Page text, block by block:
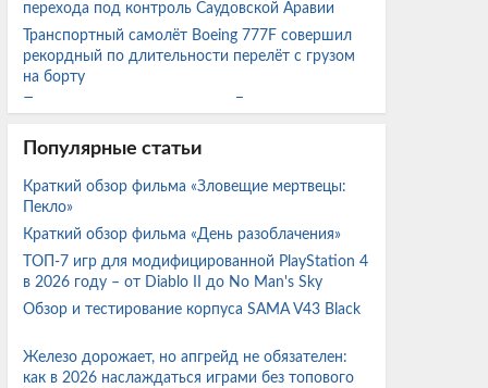
перехода под контроль Саудовской Аравии
Транспортный самолёт Boeing 777F совершил
рекордный по длительности перелёт с грузом
на борту
Beast of Reincarnation протестирована на ряде
RTX 5060
Pinion и автоматическим переключением
скоростей
Radeon RX 7800 XT и RX 7600 протестировали с
FSR 4.1 в актуальных играх и сравнили с FSR 3.1
Эксперт сравнил GTX 1050 Ti 4 ГБ с GTX 1060
на 6 ГБ и 3 ГБ в ряде популярных игр
Популярные статьи
Краткий обзор фильма «Зловещие мертвецы:
Пекло»
Краткий обзор фильма «День разоблачения»
ТОП-7 игр для модифицированной PlayStation 4
в 2026 году – от Diablo II до No Man's Sky
Обзор и тестирование корпуса SAMA V43 Black
Железо дорожает, но апгрейд не обязателен:
как в 2026 наслаждаться играми без топового